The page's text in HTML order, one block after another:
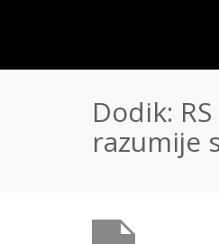
Dodik:
razumije